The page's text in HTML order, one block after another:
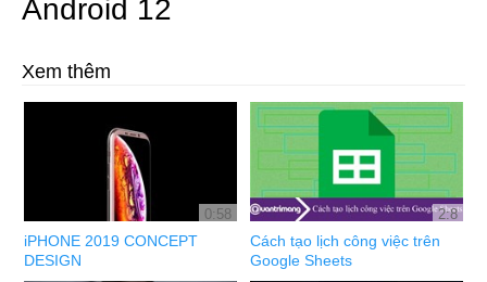
Android 12
Xem thêm
0:58
iPHONE 2019 CONCEPT
DESIGN
2:8
Cách tạo lịch công việc trên
Google Sheets